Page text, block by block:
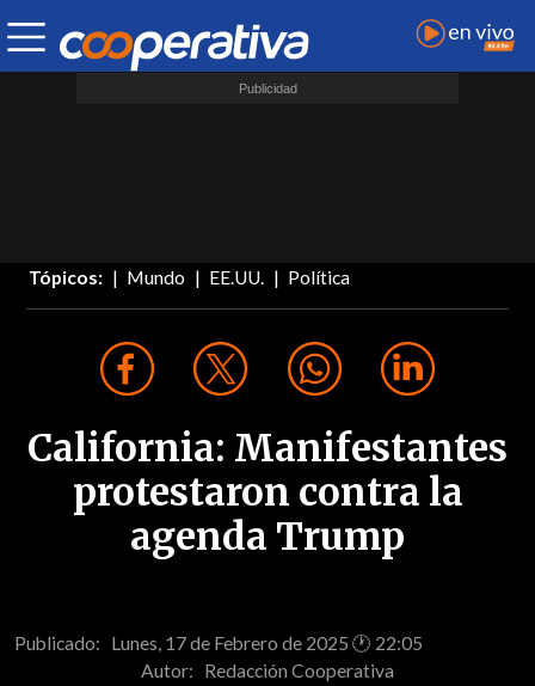
Tópicos: Mundo EE.UU. Política
California: Manifestantes
protestaron contra la
agenda Trump
Publicado: Lunes, 17 de Febrero de 2025 🕐 22:05
Autor: Redacción Cooperativa